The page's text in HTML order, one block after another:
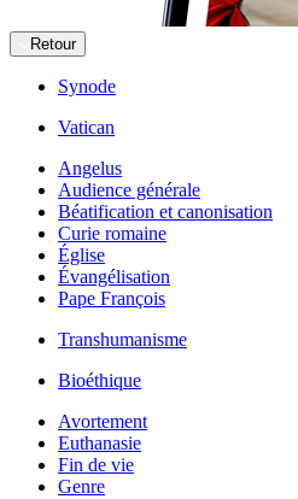
Retour
Synode
Vatican
Angelus
Audience générale
Béatification et canonisation
Curie romaine
Église
Évangélisation
Pape François
Transhumanisme
Bioéthique
Avortement
Euthanasie
Fin de vie
Genre